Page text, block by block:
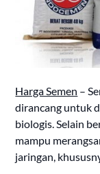
Harga Semen –
dirancang untuk
biologis. Selain
mampu
jaringan,